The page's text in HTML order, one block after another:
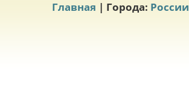
Главная | Города: России